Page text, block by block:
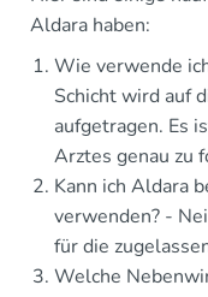
Aldara haben:
Wie verwende
Schicht wird auf
aufgetragen. Es
Arztes genau zu
Kann ich Aldara
verwenden? -
für die
Welche